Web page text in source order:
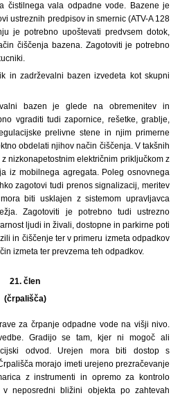
čistilnega vala odpadne vode. Bazene je
ustreznih predpisov in smernic (ATV-A 128
je potrebno upoštevati predvsem dotok,
čiščenja bazena. Zagotoviti je potrebno
in zadrževalni bazen izvedeta kot skupni
bazen je glede na obremenitev in
vgraditi tudi zapornice, rešetke, grablje,
prelivne stene in njim primerne
obdelati njihov način čiščenja. V takšnih
nizkonapetostnim električnim priključkom z
iz mobilnega agregata. Poleg osnovnega
zagotovi tudi prenos signalizacij, meritev
biti usklajen z sistemom upravljavca
Zagotoviti je potrebno tudi ustrezno
ljudi in živali, dostopne in parkirne poti
in čiščenje ter v primeru izmeta odpadkov
izmeta ter prevzema teh odpadkov.
21. člen
(črpališča)
za črpanje odpadne vode na višji nivo.
Gradijo se tam, kjer ni mogoč ali
odvod. Urejen mora biti dostop s
morajo imeti urejeno prezračevanje
z instrumenti in opremo za kontrolo
neposredni bližini objekta po zahtevah